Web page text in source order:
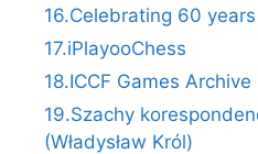
16.Celebrating 60
17.iPlayooChess
18.ICCF Games Archive
19.Szachy
(Władysław Król)